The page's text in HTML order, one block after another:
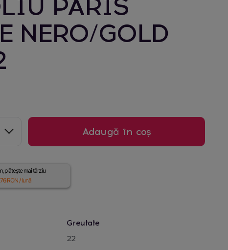
PARIS
NERO/GOLD
Adaugă în coș
plătește mai târziu
RON / lună
Greutate
22